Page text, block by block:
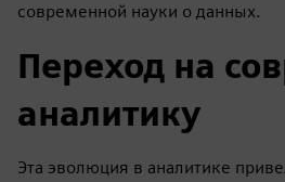
современной науки о данных.
Переход на
аналитику
Эта эволюция в аналитике